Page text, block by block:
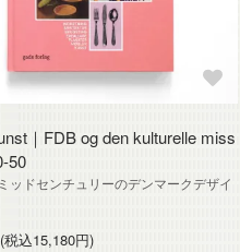
｜FDB og den kulturelle miss
50
ッドセンチュリーのデンマークデザイ
税込15,180円)